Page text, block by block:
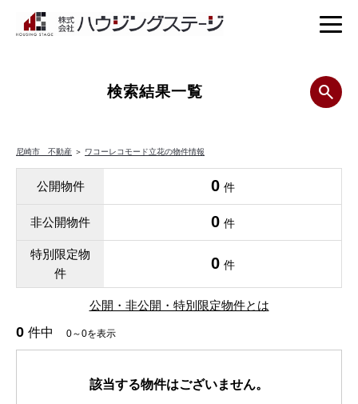
検索結果一覧
尼崎市 不動産 ＞ ワコーレコモード立花の物件情報
公開物件 0 件
非公開物件 0 件
特別限定物
件
0 件
公開・非公開・特別限定物件とは
0 件中 0～0を表示
該当する物件はございません。